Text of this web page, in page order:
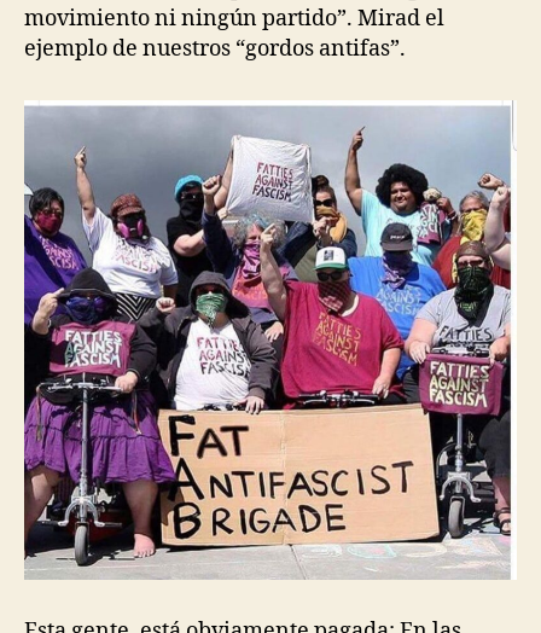
movimiento ni ningún partido”. Mirad el
ejemplo de nuestros “gordos antifas”.